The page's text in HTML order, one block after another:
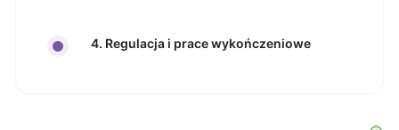
4. Regulacja i prace wykończeniowe